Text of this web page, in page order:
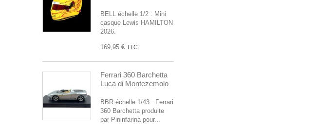
BELL échelle 1/2 : Mini
casque Lewis HAMILTON
2026.
169,95 € TTC
Ferrari 360 Barchetta
Luca di Montezemolo
BBR échelle 1/43 : Ferrari
360 Barchetta produite
par Pininfarina pour...